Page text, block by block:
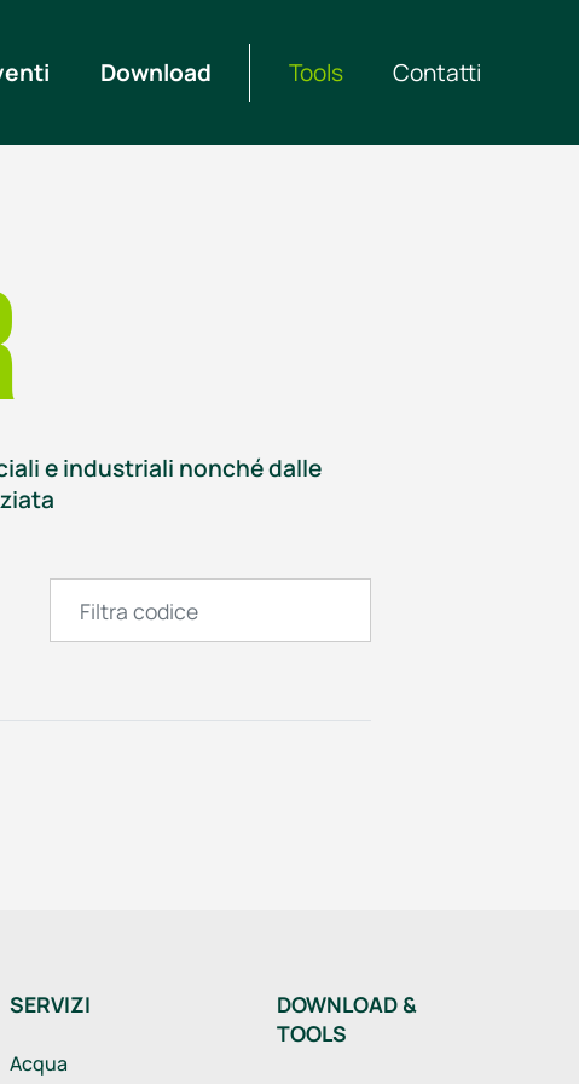
Download Tools Contatti
e industriali nonché dalle
SERVIZI
Acqua
DOWNLOAD &
TOOLS